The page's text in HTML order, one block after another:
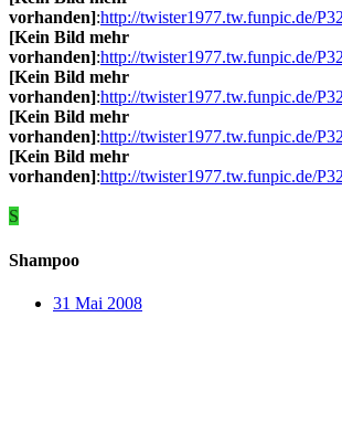
vorhanden]:http://twister1977.tw.funpic.de/
[Kein Bild mehr
vorhanden]:http://twister1977.tw.funpic.de/
[Kein Bild mehr
vorhanden]:http://twister1977.tw.funpic.de/
[Kein Bild mehr
vorhanden]:http://twister1977.tw.funpic.de/
[Kein Bild mehr
vorhanden]:http://twister1977.tw.funpic.de/
S
Shampoo
31 Mai 2008